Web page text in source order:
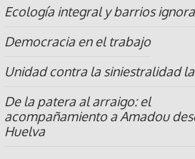
Ecología integral y barrios
Democracia en el trabajo
Unidad contra la siniestralidad
De la patera al arraigo: el
acompañamiento a Amadou
Huelva